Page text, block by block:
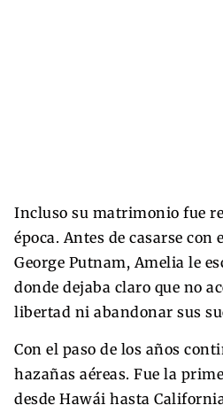
Incluso su matrimonio fue
época. Antes de casarse
George Putnam, Amelia le
donde dejaba claro que no
libertad ni abandonar sus
Con el paso de los años
hazañas aéreas. Fue la
desde Hawái hasta